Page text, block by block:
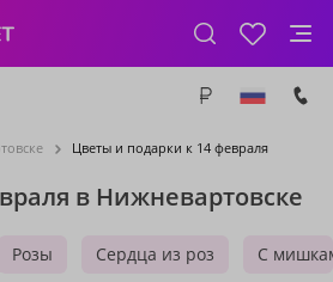
Цветы и подарки к 14 февраля
в Нижневартовске
Розы Сердца из роз С